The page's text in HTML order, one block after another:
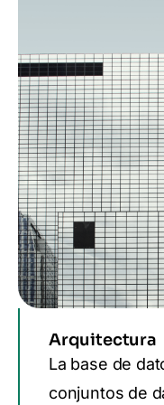
Arquitectura
La base de
conjuntos de